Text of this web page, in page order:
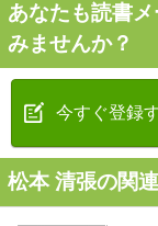
あなたも読書
みませんか？
今すぐ登録
松本 清張の関